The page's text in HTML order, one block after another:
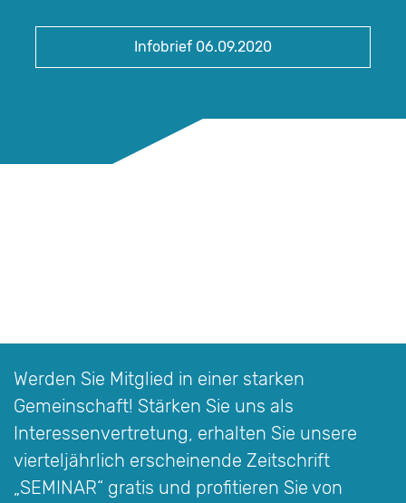
Infobrief 06.09.2020
Werden Sie Mitglied in einer starken
Gemeinschaft! Stärken Sie uns als
Interessen­vertretung, erhalten Sie unsere
vierteljährlich erscheinende Zeitschrift
„SEMINAR“ gratis und profitieren Sie von